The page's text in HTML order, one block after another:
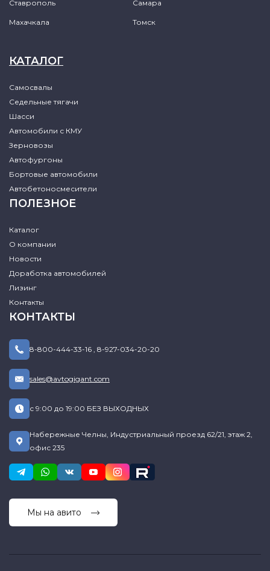
Ставрополь Самара
Махачкала Томск
КАТАЛОГ
Самосвалы
Седельные тягачи
Шасси
Автомобили с КМУ
Зерновозы
Автофургоны
Бортовые автомобили
Автобетоносмесители
ПОЛЕЗНОЕ
Каталог
О компании
Новости
Доработка автомобилей
Лизинг
Контакты
КОНТАКТЫ
8-800-444-33-16 , 8-927-034-20-20
sales@avtogigant.com
с 9:00 до 19:00 БЕЗ ВЫХОДНЫХ
Набережные Челны, Индустриальный проезд 62/21, этаж 2,
офис 235
Мы на авито